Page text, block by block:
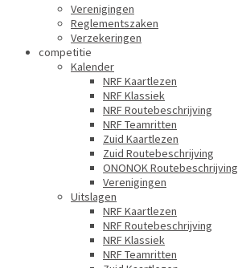
Verenigingen
Reglementszaken
Verzekeringen
competitie
Kalender
NRF Kaartlezen
NRF Klassiek
NRF Routebeschrijving
NRF Teamritten
Zuid Kaartlezen
Zuid Routebeschrijving
ONONOK Routebeschrijving
Verenigingen
Uitslagen
NRF Kaartlezen
NRF Routebeschrijving
NRF Klassiek
NRF Teamritten